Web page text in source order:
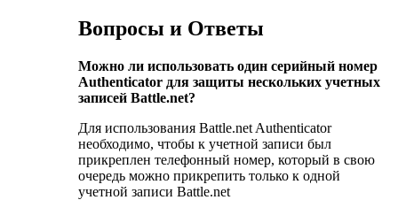
Вопросы и Ответы
Можно ли использовать один серийный номер
Authenticator для защиты нескольких учетных
записей Battle.net?
Для использования Battle.net Authenticator
необходимо, чтобы к учетной записи был
прикреплен телефонный номер, который в свою
очередь можно прикрепить только к одной
учетной записи Battle.net